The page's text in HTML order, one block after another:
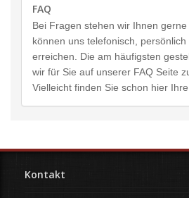
FAQ
Bei Fragen stehen wir Ihnen
können uns telefonisch,
erreichen. Die am häufigsten
wir für Sie auf unserer FAQ Seite
Vielleicht finden Sie schon hier Ihre
Kontakt